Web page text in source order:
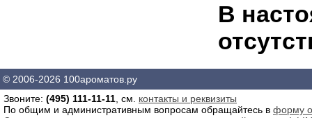
В
© 2006-2026 100ароматов.ру
Звоните: (495) 111-11-11 , см. контакты и реквизиты
По общим и административным вопросам обращайтесь в форму